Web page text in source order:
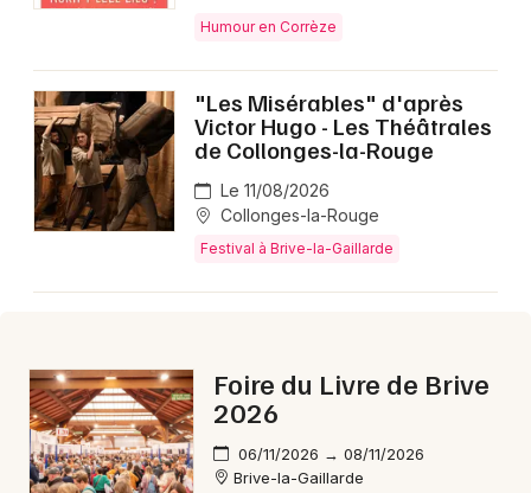
Concerts
Soirées
Sorties famille
Expos
Sorties & loisirs
Cette semaine en Nouvelle-Aquitaine
Nice
Strasbourg
Toulouse
Toutes les villes
Humour en Corrèze
"Les Misérables" d'après
Victor Hugo - Les Théâtrales
de Collonges-la-Rouge
Le 11/08/2026
Collonges-la-Rouge
Festival à Brive-la-Gaillarde
Foire du Livre de Brive
2026
06/11/2026 → 08/11/2026
Brive-la-Gaillarde